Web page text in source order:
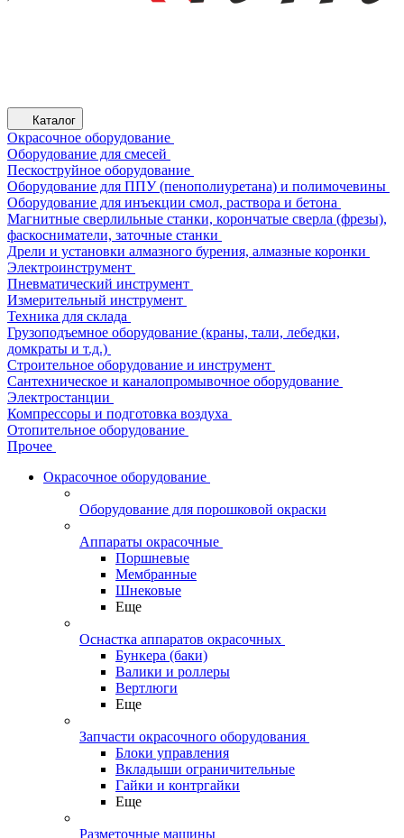
Каталог
Окрасочное оборудование
Оборудование для смесей
Пескоструйное оборудование
Оборудование для ППУ (пенополиуретана) и полимочевины
Оборудование для инъекции смол, раствора и бетона
Магнитные сверлильные станки, корончатые сверла (фрезы),
фаскосниматели, заточные станки
Дрели и установки алмазного бурения, алмазные коронки
Электроинструмент
Пневматический инструмент
Измерительный инструмент
Техника для склада
Грузоподъемное оборудование (краны, тали, лебедки,
домкраты и т.д.)
Строительное оборудование и инструмент
Сантехническое и каналопромывочное оборудование
Электростанции
Компрессоры и подготовка воздуха
Отопительное оборудование
Прочее
Окрасочное оборудование
Оборудование для порошковой окраски
Аппараты окрасочные
Поршневые
Мембранные
Шнековые
Еще
Оснастка аппаратов окрасочных
Бункера (баки)
Валики и роллеры
Вертлюги
Еще
Запчасти окрасочного оборудования
Блоки управления
Вкладыши ограничительные
Гайки и контргайки
Еще
Разметочные машины